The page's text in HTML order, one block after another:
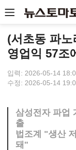
(서초동 파노
영업익 57조
입력: 2026-05-14
수정: 2026-05-14
삼성전자 파업
출
법조계 "생산
돼"